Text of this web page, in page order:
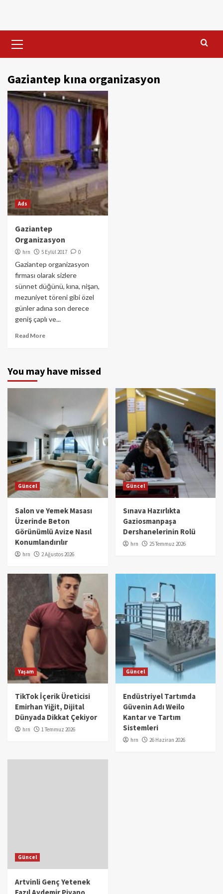
content
Menu
Gaziantep kına organizasyon
Ads
Gaziantep
Organizasyon
hrn 5 Eylül 2017 0
Gaziantep organizasyon
firması olarak sizlere
sünnet düğünü, kına, nişan,
mezuniyet töreni gibi özel
günler adına son derece
geniş çaplı ve...
Read More
You may have missed
Güncel
Salon ve Yemek Masası
Üzerinde Beton
Görünümlü Avize Nasıl
Konumlandırılır
hrn 2 Ağustos 2026
Güncel
Sınava Hazırlıkta
Gaziosmanpaşa
Dershanelerinin Rolü
hrn 25 Temmuz 2026
Yaşam
TikTok İçerik Üreticisi
Emirhan Yiğit, Dijital
Dünyada Dikkat Çekiyor
hrn 1 Temmuz 2026
Güncel
Endüstriyel Tartımda
Güvenin Adı Weilo
Kantar ve Tartım
Sistemleri
hrn 26 Haziran 2026
Güncel
Artvinli Genç Yetenek